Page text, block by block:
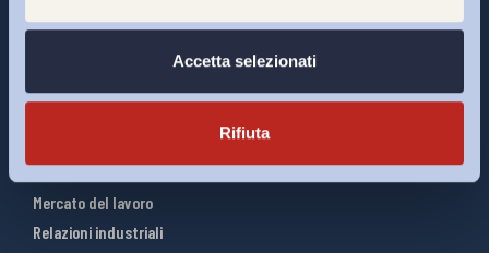
Accetta selezionati
Rifiuta
Riforme del lavoro
Mercato del lavoro
Relazioni industriali